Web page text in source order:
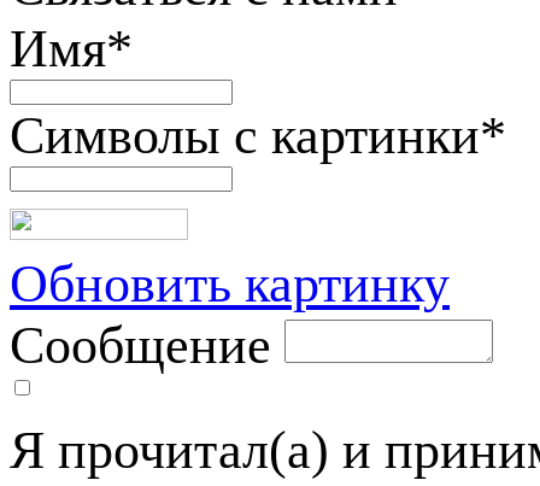
Имя*
Символы с картинки*
Обновить картинку
Сообщение
Я прочитал(а) и